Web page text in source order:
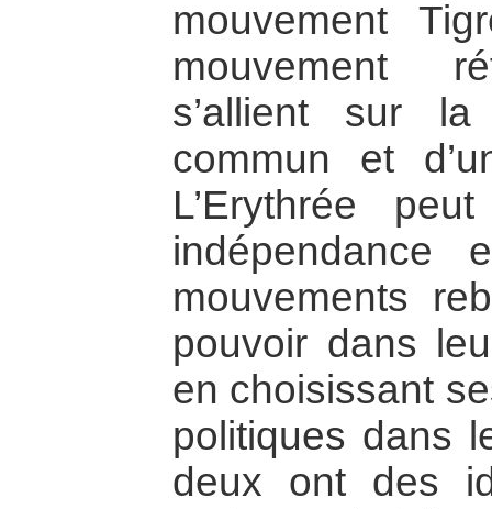
mouvement
mouvement
s’allient sur
commun et
L’Erythrée
indépendance
mouvements
pouvoir dans
en choisissant
politiques dans
deux ont des